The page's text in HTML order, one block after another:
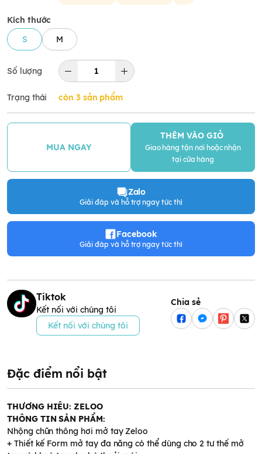
Kích thước
S
M
Số lượng
Trạng thái còn 3 sản phẩm
MUA NGAY
THÊM VÀO GIỎ
Giao hàng tận nơi hoặc nhận
tại cửa hàng
Zalo
Giải đáp và hỗ trợ ngay tức thì
Facebook
Giải đáp và hỗ trợ ngay tức thì
Tiktok
Kết nối với chúng tôi
Kết nối với chúng tôi
Chia sẻ
Đặc điểm nổi bật
THƯƠNG HIÊU: ZELOO
THÔNG TIN SẢN PHẨM:
Nhộng chũn thông hơi mở tay Zeloo
+ Thiết kế Form mở tay đa năng có thể dùng cho 2 tư thế mở